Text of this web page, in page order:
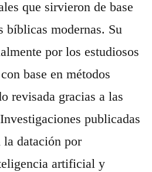
que sirvieron de base
bíblicas modernas. Su
por los estudiosos
base en métodos
revisada gracias a las
publicadas
la datación por
artificial y